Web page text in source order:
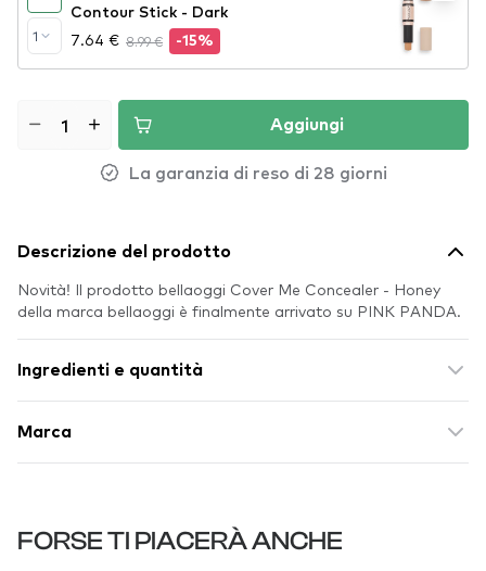
1
Contour Stick - Dark
7.64 € 8.99 € -15%
Aggiungi
La garanzia di reso di 28 giorni
Descrizione del prodotto
Novità! Il prodotto bellaoggi Cover Me Concealer - Honey
della marca bellaoggi è finalmente arrivato su PINK PANDA.
Ingredienti e quantità
Marca
FORSE TI PIACERÀ ANCHE